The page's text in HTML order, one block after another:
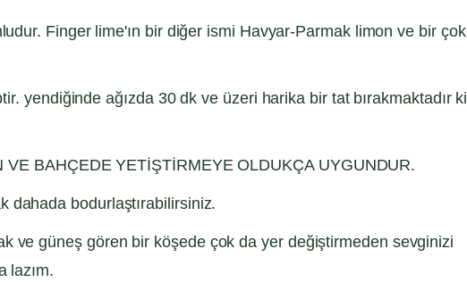
Finger lime'ın bir diğer ismi Havyar-Parmak limon ve bir çok
yendiğinde ağızda 30 dk ve üzeri harika bir tat bırakmaktadır ki
BAHÇEDE YETİŞTİRMEYE OLDUKÇA UYGUNDUR.
dahada bodurlaştırabilirsiniz.
ve güneş gören bir köşede çok da yer değiştirmeden sevginizi
lazım.